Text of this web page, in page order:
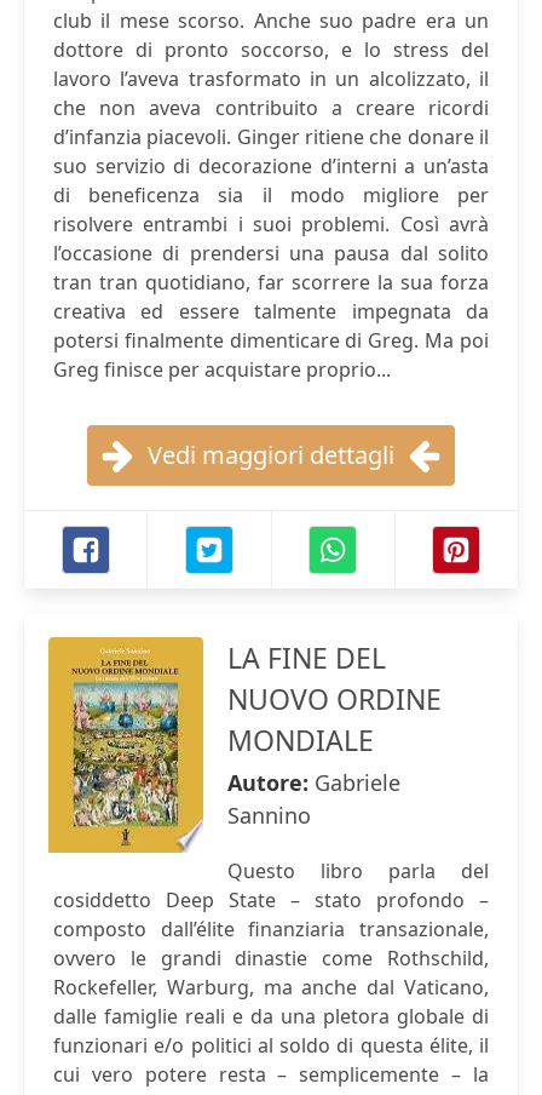
club il mese scorso. Anche suo padre era un
dottore di pronto soccorso, e lo stress del
lavoro l’aveva trasformato in un alcolizzato, il
che non aveva contribuito a creare ricordi
d’infanzia piacevoli. Ginger ritiene che donare il
suo servizio di decorazione d’interni a un’asta
di beneficenza sia il modo migliore per
risolvere entrambi i suoi problemi. Così avrà
l’occasione di prendersi una pausa dal solito
tran tran quotidiano, far scorrere la sua forza
creativa ed essere talmente impegnata da
potersi finalmente dimenticare di Greg. Ma poi
Greg finisce per acquistare proprio...
Vedi maggiori dettagli
LA FINE DEL
NUOVO ORDINE
MONDIALE
Autore: Gabriele
Sannino
Questo libro parla del
cosiddetto Deep State – stato profondo –
composto dall’élite finanziaria transazionale,
ovvero le grandi dinastie come Rothschild,
Rockefeller, Warburg, ma anche dal Vaticano,
dalle famiglie reali e da una pletora globale di
funzionari e/o politici al soldo di questa élite, il
cui vero potere resta – semplicemente – la